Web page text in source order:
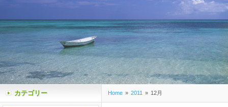
Home » 2011 » 12月
カテゴリー